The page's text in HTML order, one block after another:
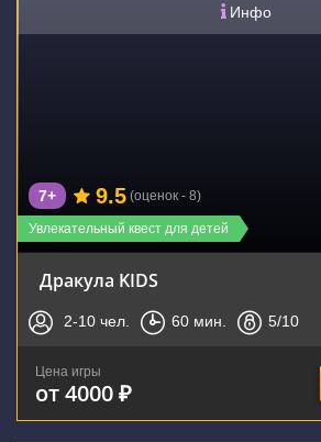
Инфо
Увлекательный квест для детей
7+ 9.5 (оценок - 8)
Дракула KIDS
2-10 чел. 60 мин. 5/10
Цена игры
от 4000 ₽